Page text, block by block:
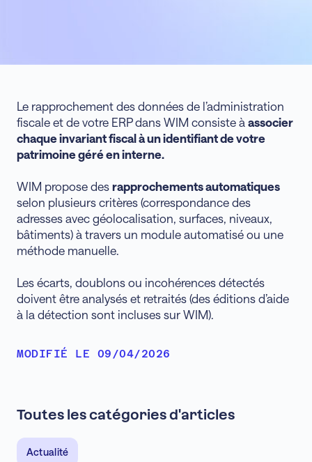
Le rapprochement des données de l’administration
fiscale et de votre ERP dans WIM consiste à associer
chaque invariant fiscal à un identifiant de votre
patrimoine géré en interne.
WIM propose des rapprochements automatiques
selon plusieurs critères (correspondance des
adresses avec géolocalisation, surfaces, niveaux,
bâtiments) à travers un module automatisé ou une
méthode manuelle.
Les écarts, doublons ou incohérences détectés
doivent être analysés et retraités (des éditions d’aide
à la détection sont incluses sur WIM).
MODIFIÉ LE 09/04/2026
Toutes les catégories d'articles
Actualité